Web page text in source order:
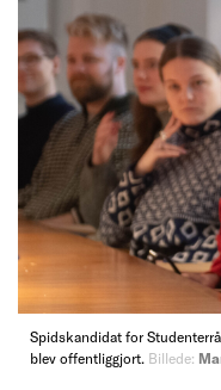
Spidskandidat for
blev offentliggjort. Billede: